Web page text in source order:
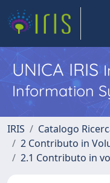
UNICA IRIS
Information
IRIS
Catalogo
2 Contributo in
2.1 Contributo in